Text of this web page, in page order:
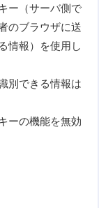
ー（サーバ側で
のブラウザに送
情報）を使用し
別できる情報は
ーの機能を無効